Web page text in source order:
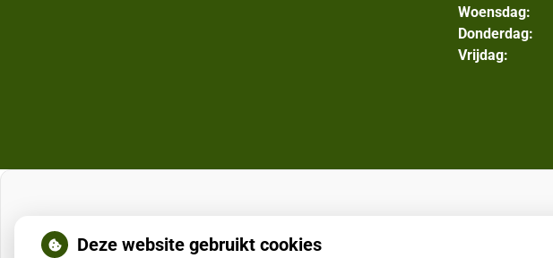
Woensdag:
Donderdag:
Vrijdag:
Deze website gebruikt cookies